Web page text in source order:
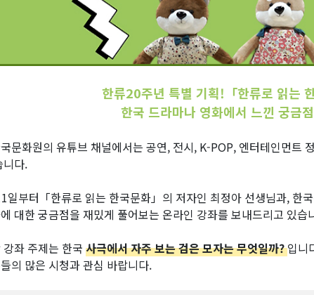
한류20주년 특별 기획!「한류로 읽는
한국 드라마나 영화에서 느낀 궁금
문화원의 유튜브 채널에서는 공연, 전시, K-POP, 엔터테인먼트
니다.
일부터「한류로 읽는 한국문화」의 저자인 최정아 선생님과, 한
대한 궁금점을 재밌게 풀어보는 온라인 강좌를 보내드리고 있습
강좌 주제는 한국 사극에서 자주 보는 검은 모자는 무엇일까?입니
의 많은 시청과 관심 바랍니다.